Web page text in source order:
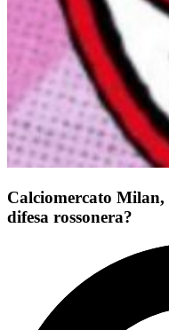
Calciomercato
difesa rossonera?